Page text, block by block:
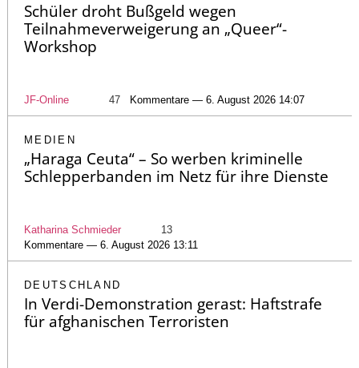
Schüler droht Bußgeld wegen
Teilnahmeverweigerung an „Queer“-
Workshop
JF-Online 47 Kommentare — 6. August 2026 14:07
MEDIEN
„Haraga Ceuta“ – So werben kriminelle
Schlepperbanden im Netz für ihre Dienste
Katharina Schmieder
13
Kommentare — 6. August 2026 13:11
DEUTSCHLAND
In Verdi-Demonstration gerast: Haftstrafe
für afghanischen Terroristen